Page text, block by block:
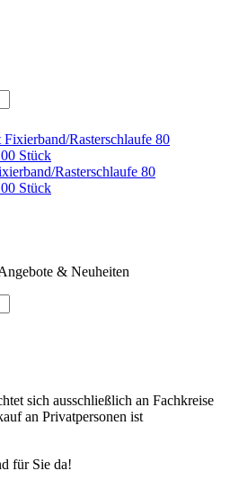
Rasterschlaufe 80
Stück
& Neuheiten
sich ausschließlich an Fachkreise
an Privatpersonen ist
für Sie da!